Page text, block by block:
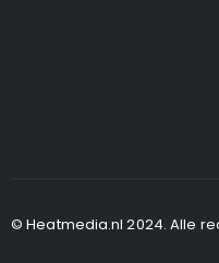
© Heatmedia.nl 2024. Alle